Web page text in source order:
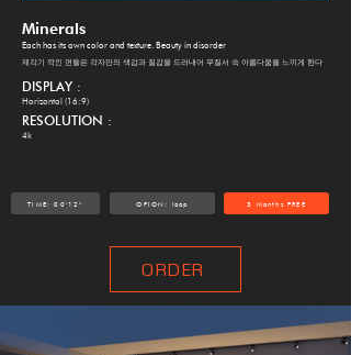
Minerals
Each has its own color and texture. Beauty in disorder
제각기 깍인 면들은 각자만의 색감과 질감을 드러내어 무질서 속 아름다움을 느끼게 한다
DISPLAY :
Horizontal (16:9)
RESOLUTION :
4k
TIME: 00'12" OPION: loop 3 Months FREE
ORDER